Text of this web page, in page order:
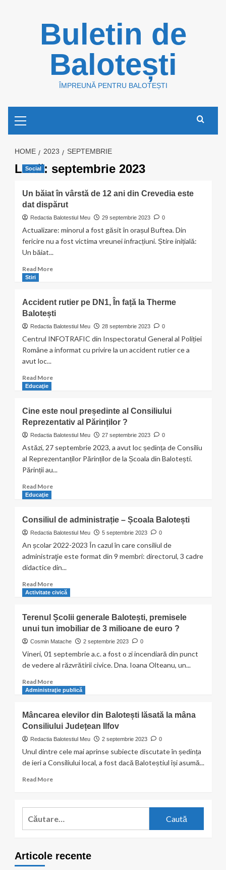
Buletin de
Balotești
ÎMPREUNĂ PENTRU BALOTEȘTI
Menu
HOME 2023 SEPTEMBRIE
Lună: septembrie 2023
Social
Un băiat în vârstă de 12 ani din Crevedia este
dat dispărut
Redactia Balotestiul Meu 29 septembrie 2023 0
Actualizare: minorul a fost găsit în orașul Buftea. Din
fericire nu a fost victima vreunei infracțiuni. Știre inițială:
Un băiat...
Read MoreRead
băiat
în
vârstă
de
ani
Stiri
Accident rutier pe DN1, În față la Therme
Balotești
Redactia Balotestiul Meu 28 septembrie 2023 0
Centrul INFOTRAFIC din Inspectoratul General al Poliției
Române a informat cu privire la un accident rutier ce a
avut loc...
Read MoreRead
rutier
pe
DN1,
În
față
la
Therme
Educaţie
Cine este noul președinte al Consiliului
Reprezentativ al Părinților ?
Redactia Balotestiul Meu 27 septembrie 2023 0
Astăzi, 27 septembrie 2023, a avut loc ședința de Consiliu
al Reprezentanților Părinților de la Școala din Balotești.
Părinții au...
Read MoreRead
este
noul
președinte
Consiliului
Reprezentativ
Părinților
Educaţie
Consiliul de administrație – Școala Balotești
Redactia Balotestiul Meu 5 septembrie 2023 0
An școlar 2022-2023 În cazul în care consiliul de
administraţie este format din 9 membri: directorul, 3 cadre
didactice din...
Read MoreRead
more
de
administrație
–
Balotești
Activitate civică
Terenul Școlii generale Balotești, premisele
unui tun imobiliar de 3 milioane de euro ?
Cosmin Matache 2 septembrie 2023 0
Vineri, 01 septembrie a.c. a fost o zi incendiară din punct
de vedere al răzvrătirii civice. Dna. Ioana Olteanu, un...
Read MoreRead
more
Școlii
generale
Balotești,
premisele
tun
euro
Administraţie publică
Mâncarea elevilor din Balotești lăsată la mâna
Consiliului Județean Ilfov
Redactia Balotestiul Meu 2 septembrie 2023 0
Unul dintre cele mai aprinse subiecte discutate în ședința
de ieri a Consiliului local, a fost dacă Baloteștiul își asumă...
Read MoreRead
Mâncarea
elevilor
la
Caută
Articole recente